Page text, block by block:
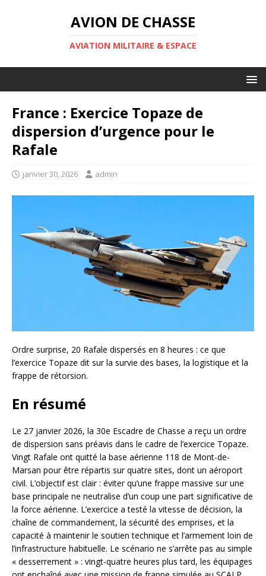
AVION DE CHASSE
AVIATION MILITAIRE & ESPACE
France : Exercice Topaze de
dispersion d’urgence pour le
Rafale
janvier 30, 2026 admin
Ordre surprise, 20 Rafale dispersés en 8 heures : ce que
l’exercice Topaze dit sur la survie des bases, la logistique et la
frappe de rétorsion.
En résumé
Le 27 janvier 2026, la 30e Escadre de Chasse a reçu un ordre
de dispersion sans préavis dans le cadre de l’exercice Topaze.
Vingt Rafale ont quitté la base aérienne 118 de Mont-de-
Marsan pour être répartis sur quatre sites, dont un aéroport
civil. L’objectif est clair : éviter qu’une frappe massive sur une
base principale ne neutralise d’un coup une part significative de
la force aérienne. L’exercice a testé la vitesse de décision, la
chaîne de commandement, la sécurité des emprises, et la
capacité à maintenir le soutien technique et l’armement loin de
l’infrastructure habituelle. Le scénario ne s’arrête pas au simple
« desserrement » : vingt-quatre heures plus tard, les équipages